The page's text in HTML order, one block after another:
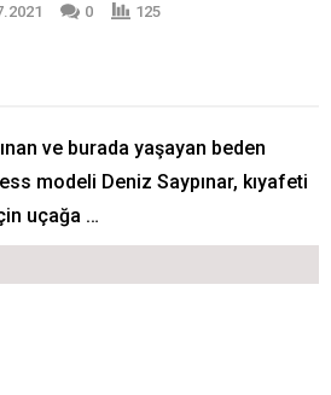
0
125
ve burada yaşayan beden
modeli Deniz Saypınar, kıyafeti
uçağa …